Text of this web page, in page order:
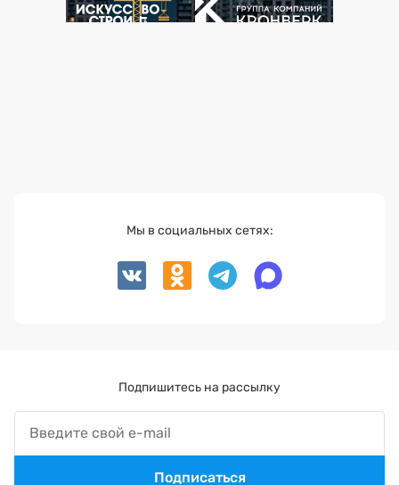
Мы в социальных сетях:
Подпишитесь на рассылку
Подписаться